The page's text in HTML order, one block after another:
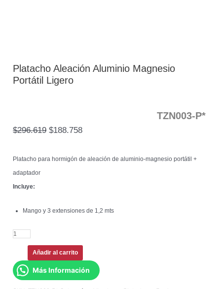
Platacho Aleación Aluminio Magnesio
Portátil Ligero
TZN003-P*
$296.619 $188.758
Platacho para hormigón de aleación de aluminio-magnesio portátil +
adaptador
Incluye:
Mango y 3 extensiones de 1,2 mts
Añadir al carrito
Más Información